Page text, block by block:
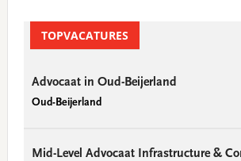
TOPVACATURES
Advocaat in Oud-Beijerland
Oud-Beijerland
Mid-Level Advocaat Infrastructure &